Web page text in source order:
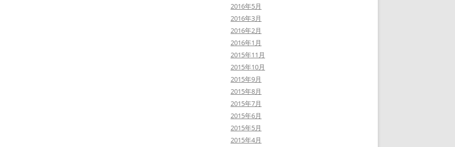
2016年5月
2016年3月
2016年2月
2016年1月
2015年11月
2015年10月
2015年9月
2015年8月
2015年7月
2015年6月
2015年5月
2015年4月